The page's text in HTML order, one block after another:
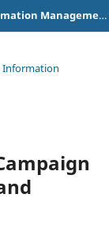
Mediaforum : Analytics, Forecasts, Information Management
Information